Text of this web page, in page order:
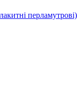
перламутрові)